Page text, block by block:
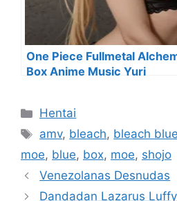
One Piece Fullmetal
Box Anime Music Yuri
Categorías
Hentai
Etiquetas
amv, bleach, bleach
moe, blue, box, moe, shojo
Venezolanas Desnudas
Dandadan Lazarus